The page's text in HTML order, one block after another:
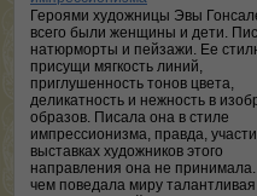
Героями художницы Эвы
всего были женщины и дети.
натюрморты и пейзажи. Ее
присущи мягкость линий,
приглушенность тонов цвета,
деликатность и нежность в
образов. Писала она в стиле
импрессионизма, правда,
выставках художников этого
направления она не принимала.
чем поведала миру талантливая